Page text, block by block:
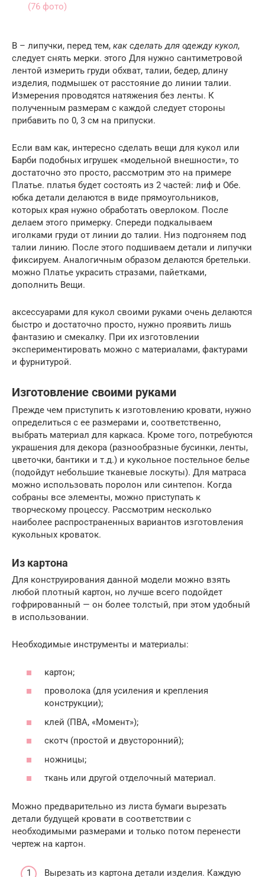
В – липучки, перед тем, как сделать для одежду кукол,
следует снять мерки. этого Для нужно сантиметровой
лентой измерить груди обхват, талии, бедер, длину
изделия, подмышек от расстояние до линии талии.
Измерения проводятся натяжения без ленты. К
полученным размерам с каждой следует стороны
прибавить по 0, 3 см на припуски.
Если вам как, интересно сделать вещи для кукол или
Барби подобных игрушек «модельной внешности», то
достаточно это просто, рассмотрим это на примере
Платье. платья будет состоять из 2 частей: лиф и Обе.
юбка детали делаются в виде прямоугольников,
которых края нужно обработать оверлоком. После
делаем этого примерку. Спереди подкалываем
иголками груди от линии до талии. Низ подгоняем под
талии линию. После этого подшиваем детали и липучки
фиксируем. Аналогичным образом делаются бретельки.
можно Платье украсить стразами, пайетками,
дополнить Вещи.
аксессуарами для кукол своими руками очень делаются
быстро и достаточно просто, нужно проявить лишь
фантазию и смекалку. При их изготовлении
экспериментировать можно с материалами, фактурами
и фурнитурой.
Изготовление своими руками
Прежде чем приступить к изготовлению кровати, нужно
определиться с ее размерами и, соответственно,
выбрать материал для каркаса. Кроме того, потребуются
украшения для декора (разнообразные бусинки, ленты,
цветочки, бантики и т.д.) и кукольное постельное белье
(подойдут небольшие тканевые лоскуты). Для матраса
можно использовать поролон или синтепон. Когда
собраны все элементы, можно приступать к
творческому процессу. Рассмотрим несколько
наиболее распространенных вариантов изготовления
кукольных кроваток.
Из картона
Для конструирования данной модели можно взять
любой плотный картон, но лучше всего подойдет
гофрированный — он более толстый, при этом удобный
в использовании.
Необходимые инструменты и материалы:
картон;
проволока (для усиления и крепления
конструкции);
клей (ПВА, «Момент»);
скотч (простой и двусторонний);
ножницы;
ткань или другой отделочный материал.
Можно предварительно из листа бумаги вырезать
детали будущей кровати в соответствии с
необходимыми размерами и только потом перенести
чертеж на картон.
Вырезать из картона детали изделия. Каждую